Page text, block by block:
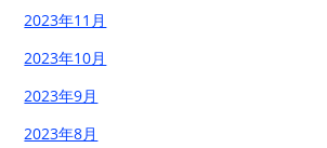
2023年11月
2023年10月
2023年9月
2023年8月